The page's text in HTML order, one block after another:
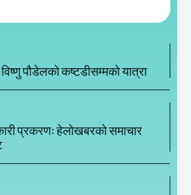
पौडेलको कष्टडीसम्मको यात्रा
प्रकरणः हेलोखबरको समाचार